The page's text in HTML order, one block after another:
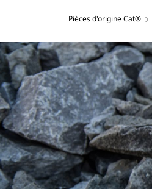
Pièces d'origine Cat®